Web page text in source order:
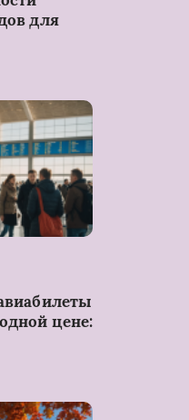
для
цене: